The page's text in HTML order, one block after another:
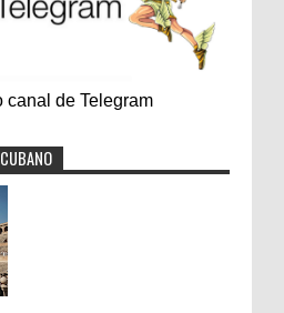
canal de Telegram